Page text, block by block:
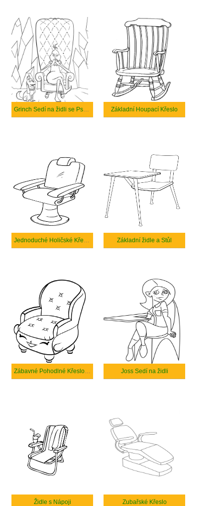
Grinch Sedí na židli se Psem Základní Houpací Křeslo
Jednoduché Holičské Křeslo Základní židle a Stůl
Zábavné Pohodlné Křeslo Shopkin Joss Sedí na židli
Židle s Nápoji Zubařské Křeslo